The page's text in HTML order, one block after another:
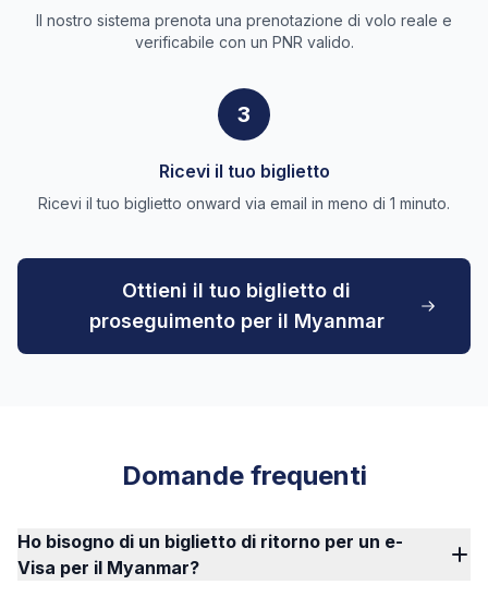
Il nostro sistema prenota una prenotazione di volo reale e
verificabile con un PNR valido.
3
Ricevi il tuo biglietto
Ricevi il tuo biglietto onward via email in meno di 1 minuto.
Ottieni il tuo biglietto di
proseguimento per il Myanmar
Domande frequenti
Ho bisogno di un biglietto di ritorno per un e-
Visa per il Myanmar?